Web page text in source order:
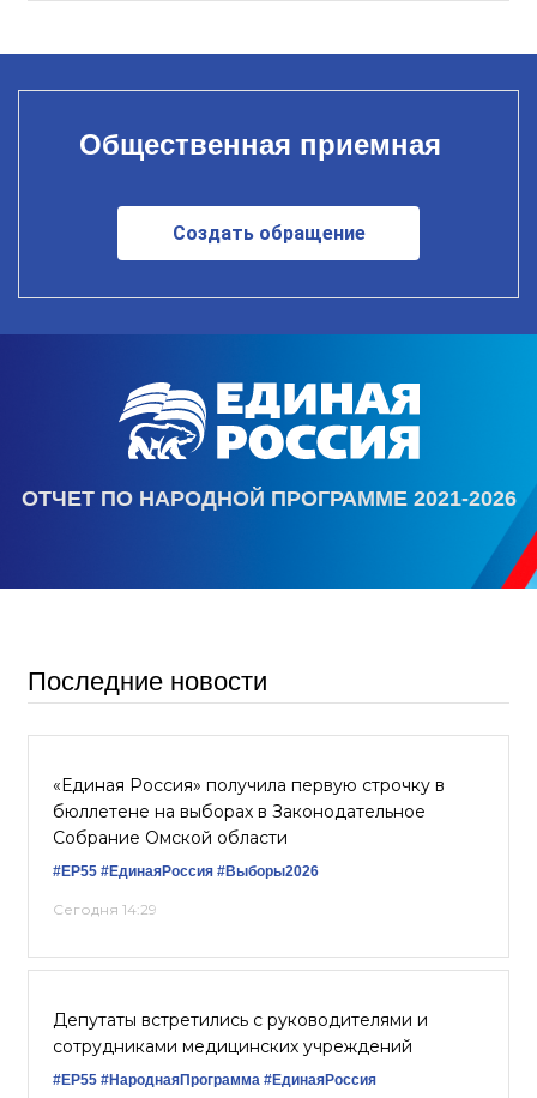
Общественная приемная
Создать обращение
ОТЧЕТ ПО НАРОДНОЙ ПРОГРАММЕ 2021-2026
Последние новости
«Единая Россия» получила первую строчку в
бюллетене на выборах в Законодательное
Собрание Омской области
#ЕР55 #ЕдинаяРоссия #Выборы2026
Сегодня 14:29
Депутаты встретились с руководителями и
сотрудниками медицинских учреждений
#ЕР55 #НароднаяПрограмма #‎ЕдинаяРоссия